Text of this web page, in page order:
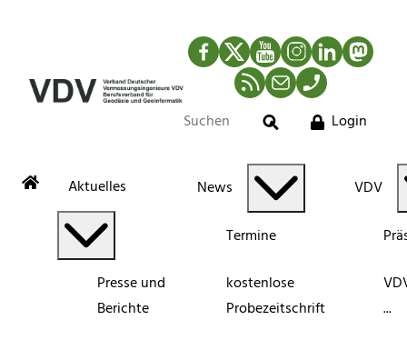
Facebook
TwitterYouTubeInstagram
LinkedIn
RSS-Newsfeed
MailTelefon
Suche
Login
Aktuelles
Presse und
Berichte
News
Termine
kostenlose
Probezeitschrift
VDV
...